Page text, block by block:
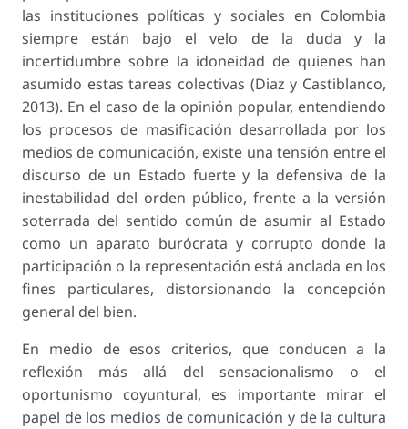
las instituciones políticas y sociales en Colombia
siempre están bajo el velo de la duda y la
incertidumbre sobre la idoneidad de quienes han
asumido estas tareas colectivas (Diaz y Castiblanco,
2013). En el caso de la opinión popular, entendiendo
los procesos de masificación desarrollada por los
medios de comunicación, existe una tensión entre el
discurso de un Estado fuerte y la defensiva de la
inestabilidad del orden público, frente a la versión
soterrada del sentido común de asumir al Estado
como un aparato burócrata y corrupto donde la
participación o la representación está anclada en los
fines particulares, distorsionando la concepción
general del bien.
En medio de esos criterios, que conducen a la
reflexión más allá del sensacionalismo o el
oportunismo coyuntural, es importante mirar el
papel de los medios de comunicación y de la cultura